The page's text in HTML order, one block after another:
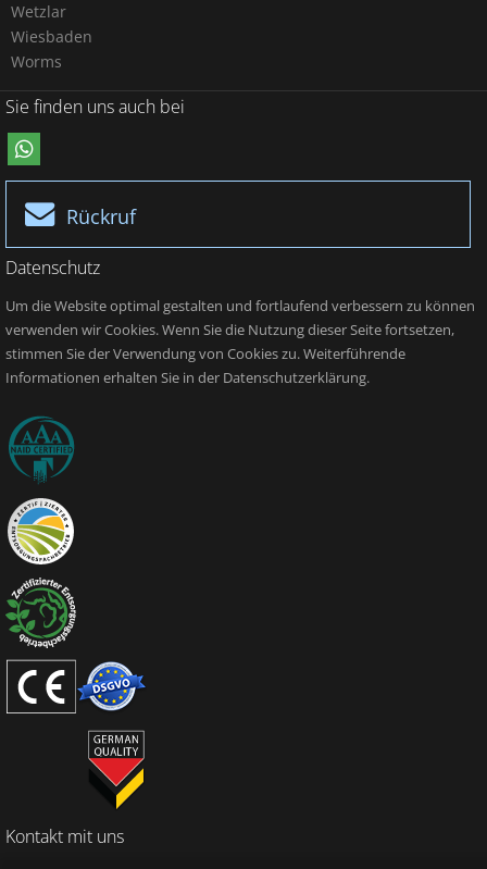
Wetzlar
Wiesbaden
Worms
Sie finden uns auch bei
Rückruf
Datenschutz
Um die Website optimal gestalten und fortlaufend verbessern zu können
verwenden wir Cookies. Wenn Sie die Nutzung dieser Seite fortsetzen,
stimmen Sie der Verwendung von Cookies zu. Weiterführende
Informationen erhalten Sie in der Datenschutzerklärung.
Kontakt mit uns